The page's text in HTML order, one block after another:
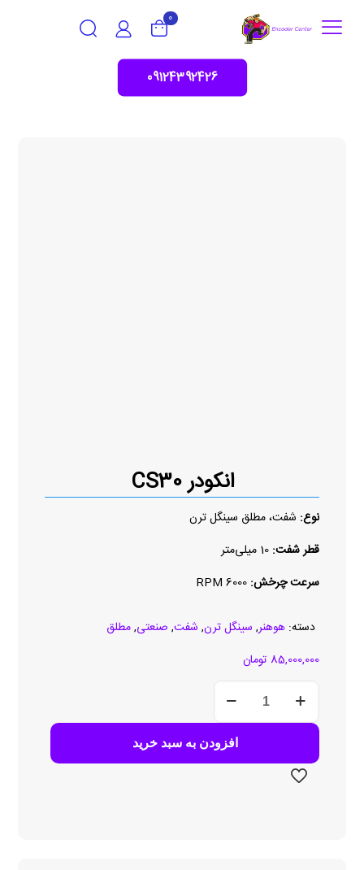
0
09124392426
انکودر CS30
نوع: شفت، مطلق سینگل ترن
قطر شفت: 10 میلی‌متر
سرعت چرخش:6000 RPM
دسته:هوهنر, سینگل ترن, شفت, صنعتی,مطلق
85,000,000 تومان
انکودر
CS30
عدد
افزودن به سبد خرید